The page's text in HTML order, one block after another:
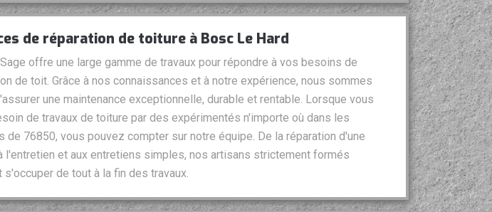
de réparation de toiture à Bosc Le Hard
offre une large gamme de travaux pour répondre à vos besoins de
de toit. Grâce à nos connaissances et à notre expérience, nous sommes
une maintenance exceptionnelle, durable et rentable. Lorsque vous
de travaux de toiture par des expérimentés n'importe où dans les
de 76850, vous pouvez compter sur notre équipe. De la réparation d'une
l'entretien et aux entretiens simples, nos artisans strictement formés
s'occuper de tout à la fin des travaux.